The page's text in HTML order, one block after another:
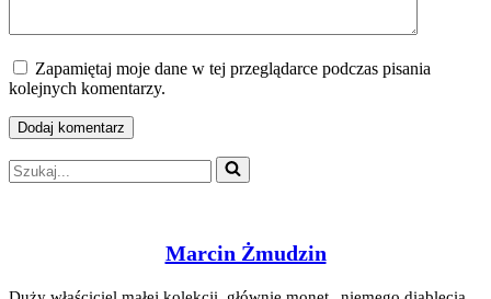
Zapamiętaj moje dane w tej przeglądarce podczas pisania
kolejnych komentarzy.
Szukaj...
Marcin Żmudzin